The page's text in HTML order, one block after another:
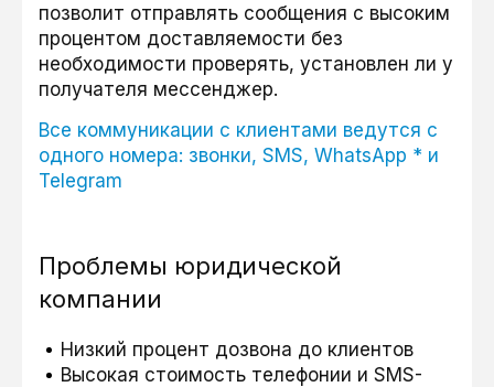
позволит отправлять сообщения с высоким
процентом доставляемости без
необходимости проверять, установлен ли у
получателя мессенджер.
Все коммуникации с клиентами ведутся с
одного номера: звонки, SMS, WhatsApp * и
Telegram
Проблемы юридической
компании
Низкий процент дозвона до клиентов
Высокая стоимость телефонии и SMS-